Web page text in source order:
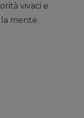
vivaci e
mente